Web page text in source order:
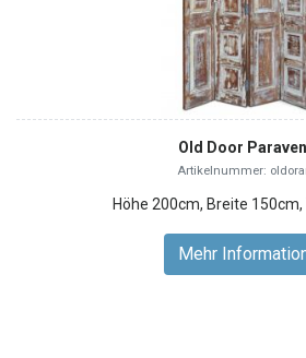
Old Door
Artikelnummer:
Höhe 200cm, Breite
Mehr